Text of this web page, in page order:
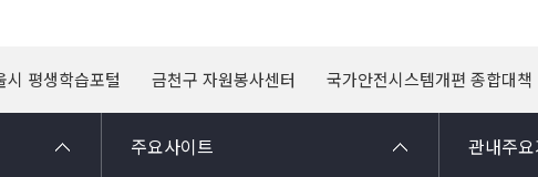
시 평생학습포털 금천구 자원봉사센터 국가안전시스템개편 종합대책
주요사이트 관내주